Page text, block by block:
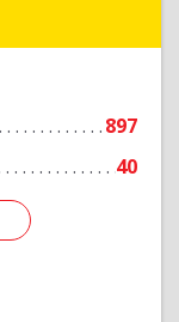
897
40
Подробнее